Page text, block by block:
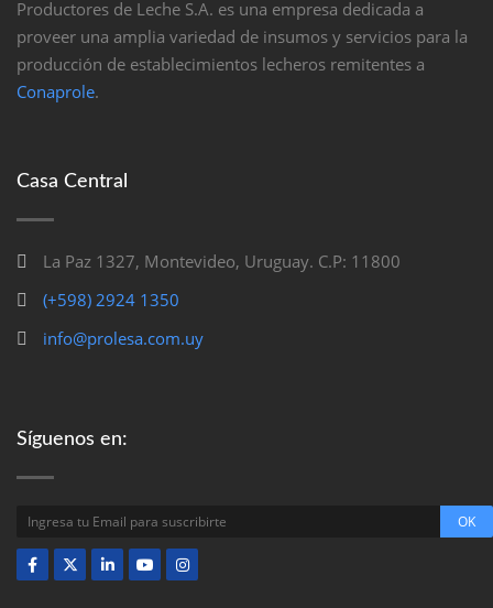
Productores de Leche S.A. es una empresa dedicada a
proveer una amplia variedad de insumos y servicios para la
producción de establecimientos lecheros remitentes a
Conaprole.
Casa Central
La Paz 1327, Montevideo, Uruguay. C.P: 11800
(+598) 2924 1350
info@prolesa.com.uy
Síguenos en: